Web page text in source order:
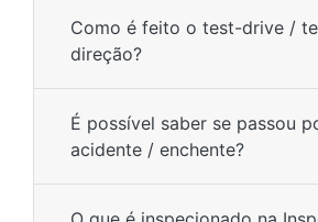
Como é feito o test-drive /
direção?
É possível saber se passou
acidente / enchente?